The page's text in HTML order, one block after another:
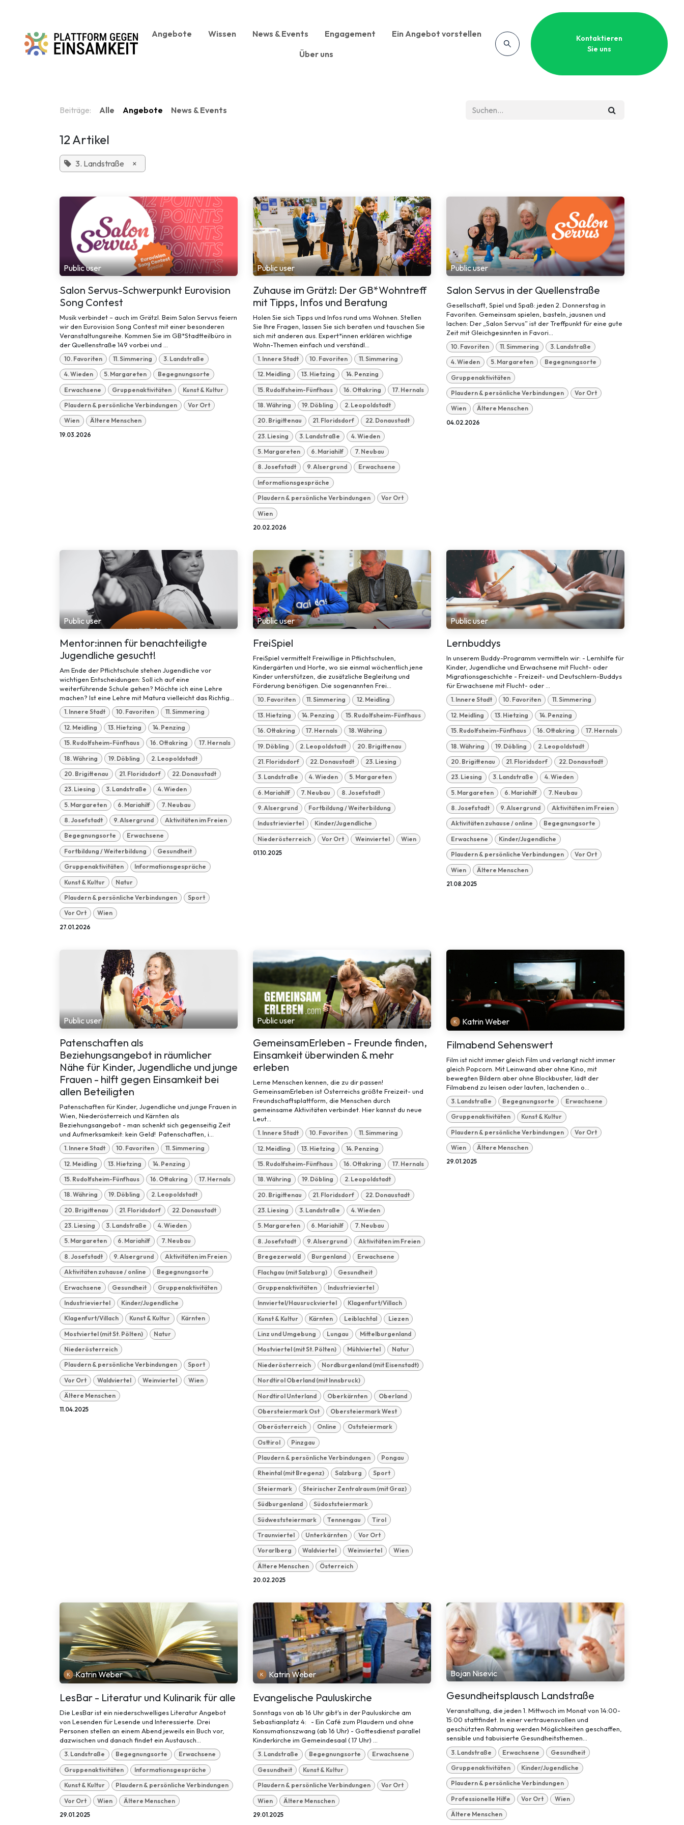
Angebote Wissen News & Events Engagement
Ein Angebot vorstellen
Über uns
Kontaktieren
Sie uns
Beiträge: Alle Angebote News & Events
12 Artikel
3. Landstraße ×
Public user
Salon Servus-Schwerpunkt Eurovision
Song Contest
Musik verbindet – auch im Grätzl. Beim Salon Servus feiern
wir den Eurovision Song Contest mit einer besonderen
Veranstaltungsreihe. Kommen Sie im GB*Stadtteilbüro in
der Quellenstraße 149 vorbei und ...
10. Favoriten 11. Simmering 3. Landstraße
4. Wieden 5. Margareten Begegnungsorte
Erwachsene Gruppenaktivitäten Kunst & Kultur
Plaudern & persönliche Verbindungen Vor Ort
Wien Ältere Menschen
19.03.2026
Public user
Zuhause im Grätzl: Der GB*Wohntreff
mit Tipps, Infos und Beratung
Holen Sie sich Tipps und Infos rund ums Wohnen. Stellen
Sie Ihre Fragen, lassen Sie sich beraten und tauschen Sie
sich mit anderen aus. Expert*innen erklären wichtige
Wohn-Themen einfach und verständl...
1. Innere Stadt 10. Favoriten 11. Simmering
12. Meidling 13. Hietzing 14. Penzing
15. Rudolfsheim-Fünfhaus 16. Ottakring 17. Hernals
18. Währing 19. Döbling 2. Leopoldstadt
20. Brigittenau 21. Floridsdorf 22. Donaustadt
23. Liesing 3. Landstraße 4. Wieden
5. Margareten 6. Mariahilf 7. Neubau
8. Josefstadt 9. Alsergrund Erwachsene
Informationsgespräche
Plaudern & persönliche Verbindungen Vor Ort
Wien
20.02.2026
Public user
Salon Servus in der Quellenstraße
Gesellschaft, Spiel und Spaß: jeden 2. Donnerstag in
Favoriten. Gemeinsam spielen, basteln, jausnen und
lachen: Der „Salon Servus” ist der Treffpunkt für eine gute
Zeit mit Gleichgesinnten in Favori...
10. Favoriten 11. Simmering 3. Landstraße
4. Wieden 5. Margareten Begegnungsorte
Gruppenaktivitäten
Plaudern & persönliche Verbindungen Vor Ort
Wien Ältere Menschen
04.02.2026
Public user
Mentor:innen für benachteiligte
Jugendliche gesucht!
Am Ende der Pflichtschule stehen Jugendliche vor
wichtigen Entscheidungen: Soll ich auf eine
weiterführende Schule gehen? Möchte ich eine Lehre
machen? Ist eine Lehre mit Matura vielleicht das Richtig...
1. Innere Stadt 10. Favoriten 11. Simmering
12. Meidling 13. Hietzing 14. Penzing
15. Rudolfsheim-Fünfhaus 16. Ottakring 17. Hernals
18. Währing 19. Döbling 2. Leopoldstadt
20. Brigittenau 21. Floridsdorf 22. Donaustadt
23. Liesing 3. Landstraße 4. Wieden
5. Margareten 6. Mariahilf 7. Neubau
8. Josefstadt 9. Alsergrund Aktivitäten im Freien
Begegnungsorte Erwachsene
Fortbildung / Weiterbildung Gesundheit
Gruppenaktivitäten Informationsgespräche
Kunst & Kultur Natur
Plaudern & persönliche Verbindungen Sport
Vor Ort Wien
27.01.2026
Public user
FreiSpiel
FreiSpiel vermittelt Freiwillige in Pflichtschulen,
Kindergärten und Horte, wo sie einmal wöchentlich jene
Kinder unterstützen, die zusätzliche Begleitung und
Förderung benötigen. Die sogenannten Frei...
10. Favoriten 11. Simmering 12. Meidling
13. Hietzing 14. Penzing 15. Rudolfsheim-Fünfhaus
16. Ottakring 17. Hernals 18. Währing
19. Döbling 2. Leopoldstadt 20. Brigittenau
21. Floridsdorf 22. Donaustadt 23. Liesing
3. Landstraße 4. Wieden 5. Margareten
6. Mariahilf 7. Neubau 8. Josefstadt
9. Alsergrund Fortbildung / Weiterbildung
Industrieviertel Kinder/Jugendliche
Niederösterreich Vor Ort Weinviertel Wien
01.10.2025
Public user
Lernbuddys
In unserem Buddy-Programm vermitteln wir: - Lernhilfe für
Kinder, Jugendliche und Erwachsene mit Flucht- oder
Migrationsgeschichte - Freizeit- und Deutschlern-Buddys
für Erwachsene mit Flucht- oder ...
1. Innere Stadt 10. Favoriten 11. Simmering
12. Meidling 13. Hietzing 14. Penzing
15. Rudolfsheim-Fünfhaus 16. Ottakring 17. Hernals
18. Währing 19. Döbling 2. Leopoldstadt
20. Brigittenau 21. Floridsdorf 22. Donaustadt
23. Liesing 3. Landstraße 4. Wieden
5. Margareten 6. Mariahilf 7. Neubau
8. Josefstadt 9. Alsergrund Aktivitäten im Freien
Aktivitäten zuhause / online Begegnungsorte
Erwachsene Kinder/Jugendliche
Plaudern & persönliche Verbindungen Vor Ort
Wien Ältere Menschen
21.08.2025
Public user
Patenschaften als
Beziehungsangebot in räumlicher
Nähe für Kinder, Jugendliche und junge
Frauen - hilft gegen Einsamkeit bei
allen Beteiligten
Patenschaften für Kinder, Jugendliche und junge Frauen in
Wien, Niederösterreich und Kärnten als
Beziehungsangebot - man schenkt sich gegenseitig Zeit
und Aufmerksamkeit: kein Geld! Patenschaften, i...
1. Innere Stadt 10. Favoriten 11. Simmering
12. Meidling 13. Hietzing 14. Penzing
15. Rudolfsheim-Fünfhaus 16. Ottakring 17. Hernals
18. Währing 19. Döbling 2. Leopoldstadt
20. Brigittenau 21. Floridsdorf 22. Donaustadt
23. Liesing 3. Landstraße 4. Wieden
5. Margareten 6. Mariahilf 7. Neubau
8. Josefstadt 9. Alsergrund Aktivitäten im Freien
Aktivitäten zuhause / online Begegnungsorte
Erwachsene Gesundheit Gruppenaktivitäten
Industrieviertel Kinder/Jugendliche
Klagenfurt/Villach Kunst & Kultur Kärnten
Mostviertel (mit St. Pölten) Natur
Niederösterreich
Plaudern & persönliche Verbindungen Sport
Vor Ort Waldviertel Weinviertel Wien
Ältere Menschen
11.04.2025
Public user
GemeinsamErleben - Freunde finden,
Einsamkeit überwinden & mehr
erleben
Lerne Menschen kennen, die zu dir passen!
GemeinsamErleben ist Österreichs größte Freizeit- und
Freundschaftsplattform, die Menschen durch
gemeinsame Aktivitäten verbindet. Hier kannst du neue
Leut...
1. Innere Stadt 10. Favoriten 11. Simmering
12. Meidling 13. Hietzing 14. Penzing
15. Rudolfsheim-Fünfhaus 16. Ottakring 17. Hernals
18. Währing 19. Döbling 2. Leopoldstadt
20. Brigittenau 21. Floridsdorf 22. Donaustadt
23. Liesing 3. Landstraße 4. Wieden
5. Margareten 6. Mariahilf 7. Neubau
8. Josefstadt 9. Alsergrund Aktivitäten im Freien
Bregezerwald Burgenland Erwachsene
Flachgau (mit Salzburg) Gesundheit
Gruppenaktivitäten Industrieviertel
Innviertel/Hausruckviertel Klagenfurt/Villach
Kunst & Kultur Kärnten Leiblachtal Liezen
Linz und Umgebung Lungau Mittelburgenland
Mostviertel (mit St. Pölten) Mühlviertel Natur
Niederösterreich Nordburgenland (mit Eisenstadt)
Nordtirol Oberland (mit Innsbruck)
Nordtirol Unterland Oberkärnten Oberland
Obersteiermark Ost Obersteiermark West
Oberösterreich Online Oststeiermark
Osttirol Pinzgau
Plaudern & persönliche Verbindungen Pongau
Rheintal (mit Bregenz) Salzburg Sport
Steiermark Steirischer Zentralraum (mit Graz)
Südburgenland Südoststeiermark
Südweststeiermark Tennengau Tirol
Traunviertel Unterkärnten Vor Ort
Vorarlberg Waldviertel Weinviertel Wien
Ältere Menschen Österreich
20.02.2025
Katrin Weber
Filmabend Sehenswert
Film ist nicht immer gleich Film und verlangt nicht immer
gleich Popcorn. Mit Leinwand aber ohne Kino, mit
bewegten Bildern aber ohne Blockbuster, lädt der
Filmabend zu leisen oder lauten, lachenden o...
3. Landstraße Begegnungsorte Erwachsene
Gruppenaktivitäten Kunst & Kultur
Plaudern & persönliche Verbindungen Vor Ort
Wien Ältere Menschen
29.01.2025
Katrin Weber
LesBar - Literatur und Kulinarik für alle
Die LesBar ist ein niederschwelliges Literatur Angebot
von Lesenden für Lesende und Interessierte. Drei
Personen stellen an einem Abend jeweils ein Buch vor,
dazwischen und danach findet ein Austausch...
3. Landstraße Begegnungsorte Erwachsene
Gruppenaktivitäten Informationsgespräche
Kunst & Kultur Plaudern & persönliche Verbindungen
Vor Ort Wien Ältere Menschen
29.01.2025
Katrin Weber
Evangelische Pauluskirche
Sonntags von ab 16 Uhr gibt's in der Pauluskirche am
Sebastianplatz 4: - Ein Café zum Plaudern und ohne
Konsumationszwang (ab 16 Uhr) - Gottesdienst parallel
Kinderkirche im Gemeindesaal ( 17 Uhr) ...
3. Landstraße Begegnungsorte Erwachsene
Gesundheit Kunst & Kultur
Plaudern & persönliche Verbindungen Vor Ort
Wien Ältere Menschen
29.01.2025
Bojan Nisevic
Gesundheitsplausch Landstraße
Veranstaltung, die jeden 1. Mittwoch im Monat von 14:00-
15:00 stattfindet. In einer vertrauensvollen und
geschützten Rahmung werden Möglichkeiten geschaffen,
sensible und tabuisierte Gesundheitsthemen...
3. Landstraße Erwachsene Gesundheit
Gruppenaktivitäten Kinder/Jugendliche
Plaudern & persönliche Verbindungen
Professionelle Hilfe Vor Ort Wien
Ältere Menschen